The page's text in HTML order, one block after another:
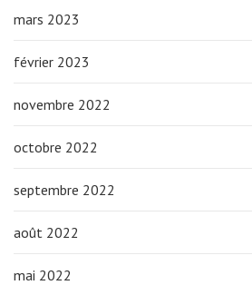
mars 2023
février 2023
novembre 2022
octobre 2022
septembre 2022
août 2022
mai 2022